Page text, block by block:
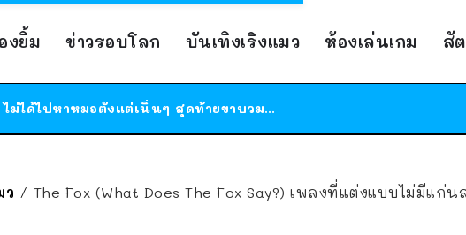
งยิ้ม ข่าวรอบโลก บันเทิงเริงแมว ห้องเล่นเกม สั
ร้านอาหารในนิวยอร์กประกาศปิดตัวลง หลังอยู่มานานกว่า 45 ปี ติดป้ายขอบคุณลูกค้าทุกคน แถมสูตรทำไวท์ซอสให้แบบจัดเต็ม
ได้เวลาเด็กหนวดรวมตัว RF Online Next เปิดให้เล่นแล้ว เกม Sci-Fi MMORPG ระดับตำนาน เล่นได้ทั้งมือถือและ PC
ว / The Fox (What Does The Fox Say?) เพลงที่แต่งแบบไม่มีแก่นสาร กลับกลายเป็น